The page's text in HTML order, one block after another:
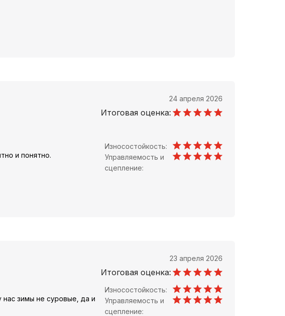
24 апреля 2026
Итоговая оценка:
и понятно.
Износостойкость:
Управляемость и
сцепление:
23 апреля 2026
Итоговая оценка:
зимы не суровые, да и
Износостойкость:
Управляемость и
сцепление: